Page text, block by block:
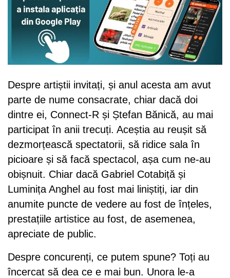
Despre artiștii invitați, și anul acesta am avut
parte de nume consacrate, chiar dacă doi
dintre ei, Connect-R și Ștefan Bănică, au mai
participat în anii trecuți. Aceștia au reușit să
dezmorțească spectatorii, să ridice sala în
picioare și să facă spectacol, așa cum ne-au
obișnuit. Chiar dacă Gabriel Cotabiță și
Luminița Anghel au fost mai liniștiți, iar din
anumite puncte de vedere au fost de înțeles,
prestațiile artistice au fost, de asemenea,
apreciate de public.
Despre concurenți, ce putem spune? Toți au
încercat să dea ce e mai bun. Unora le-a